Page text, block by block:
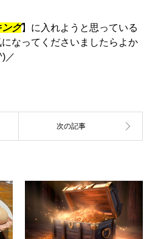
ング】に入れようと思っている
なってくださいましたらよか
／